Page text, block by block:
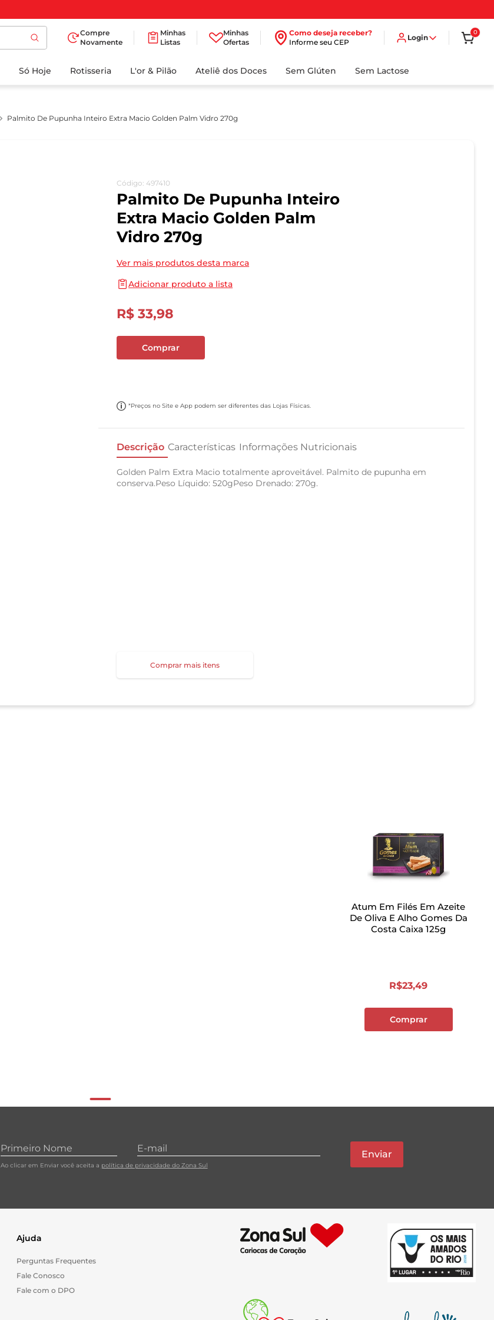
Compre
Novamente
Minhas
Listas
Minhas
Ofertas
Como deseja receber?
Informe seu CEP
Login
0
Só Hoje Rotisseria L'or & Pilão Ateliê dos Doces Sem Glúten Sem Lactose
Palmito De Pupunha Inteiro Extra Macio Golden Palm Vidro 270g
Código:497410
Palmito De Pupunha Inteiro
Extra Macio Golden Palm
Vidro 270g
Ver mais produtos desta marca
Adicionar produto a lista
R$ 33,98
Comprar
*Preços no Site e App podem ser diferentes das Lojas Físicas.
Descrição Características Informações Nutricionais
Golden Palm Extra Macio totalmente aproveitável. Palmito de pupunha em
conserva.Peso Líquido: 520gPeso Drenado: 270g.
Comprar mais itens
Atum Em Filés Em Azeite
De Oliva E Alho Gomes Da
Costa Caixa 125g
R$23,49
Comprar
Ao clicar em Enviar você aceita a política de privacidade do Zona Sul
Enviar
Ajuda
Perguntas Frequentes
Fale Conosco
Fale com o DPO
BUSCADOS